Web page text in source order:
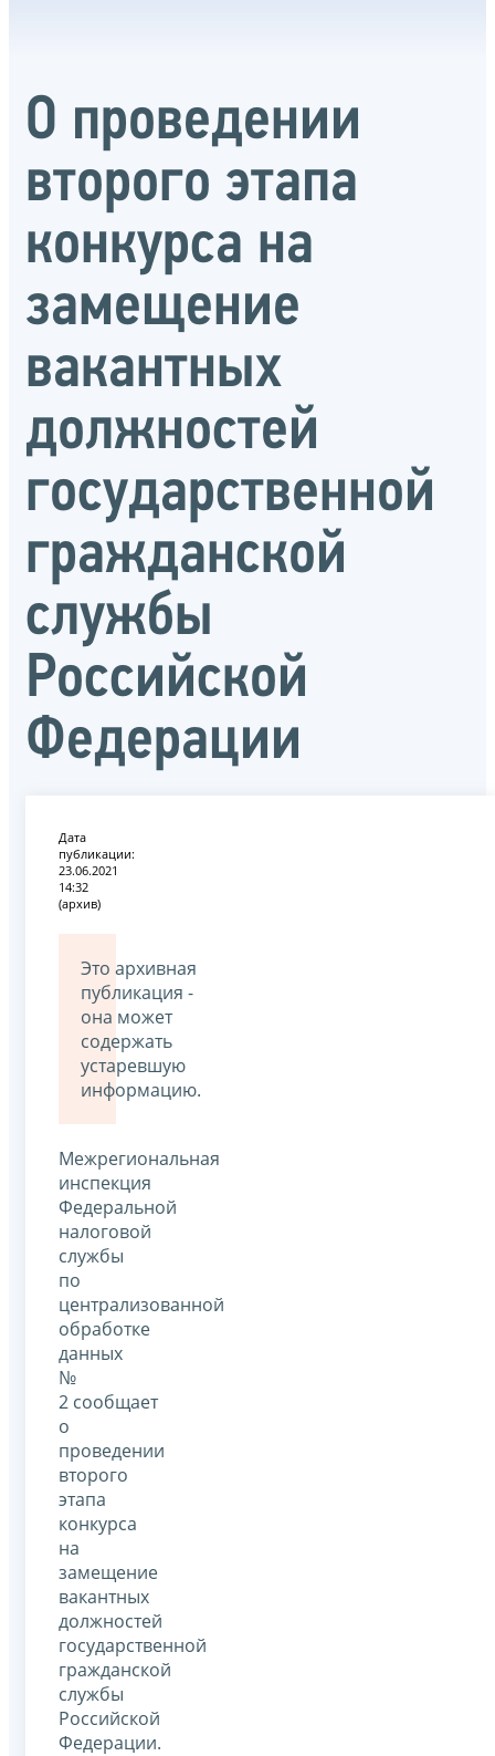
О проведении
второго этапа
конкурса на
замещение
вакантных
должностей
государственной
гражданской
службы
Российской
Федерации
Дата
публикации:
23.06.2021
14:32
(архив)
Это архивная
публикация -
она может
содержать
устаревшую
информацию.
Межрегиональная
инспекция
Федеральной
налоговой
службы
по
централизованной
обработке
данных
№
2 сообщает
о
проведении
второго
этапа
конкурса
на
замещение
вакантных
должностей
государственной
гражданской
службы
Российской
Федерации.